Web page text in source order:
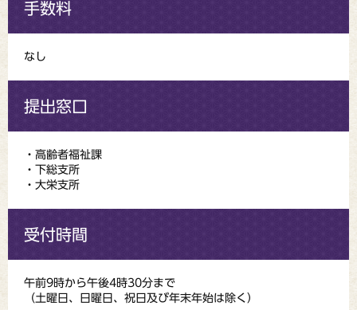
手数料
なし
提出窓口
・高齢者福祉課
・下総支所
・大栄支所
受付時間
午前9時から午後4時30分まで
（土曜日、日曜日、祝日及び年末年始は除く）